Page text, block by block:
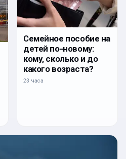
Семейное пособие на
детей по-новому:
кому, сколько и до
какого возраста?
23 часа